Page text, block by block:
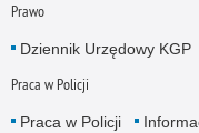
Prawo
Dziennik Urzędowy KGP
Praca w Policji
Praca w Policji